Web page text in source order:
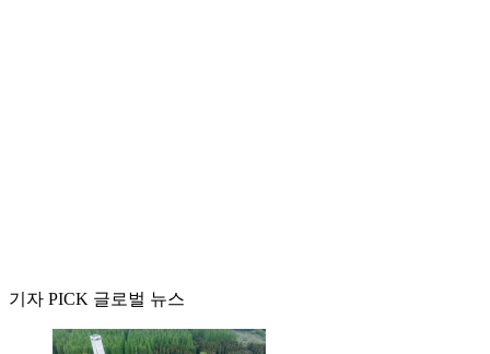
기자 PICK 글로벌 뉴스